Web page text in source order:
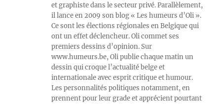
et graphiste dans le secteur privé. Parallèlement,
il lance en 2009 son blog « Les humeurs d’Oli ».
Ce sont les élections régionales en Belgique qui
ont un effet déclencheur. Oli commet ses
premiers dessins d’opinion. Sur
www.humeurs.be, Oli publie chaque matin un
dessin qui croque l’actualité belge et
internationale avec esprit critique et humour.
Les personnalités politiques notamment, en
prennent pour leur grade et apprécient pourtant